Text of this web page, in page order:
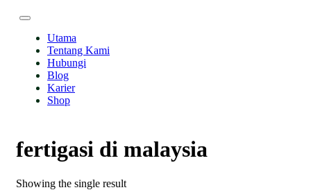
Utama
Tentang Kami
Hubungi
Blog
Karier
Shop
fertigasi di malaysia
Showing the single result